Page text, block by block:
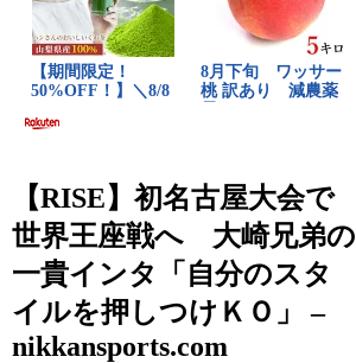
【RISE】初名古屋大会で
世界王座戦へ 大崎兄弟の
一貴インタ「自分のスタ
イルを押しつけＫＯ」 –
nikkansports.com